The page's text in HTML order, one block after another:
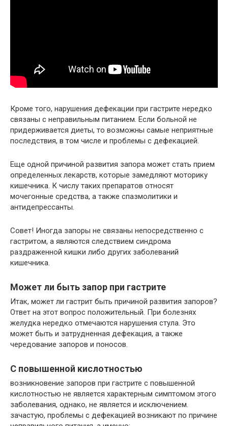
Кроме того, нарушения дефекации при гастрите нередко
связаны с неправильным питанием. Если больной не
придерживается диеты, то возможны самые неприятные
последствия, в том числе и проблемы с дефекацией.
Еще одной причиной развития запора может стать прием
определенных лекарств, которые замедляют моторику
кишечника. К числу таких препаратов относят
мочегонные средства, а также спазмолитики и
антидепрессанты.
Совет! Иногда запоры не связаны непосредственно с
гастритом, а являются следствием синдрома
раздраженной кишки либо других заболеваний
кишечника.
Может ли быть запор при гастрите
Итак, может ли гастрит быть причиной развития запоров?
Ответ на этот вопрос положительный. При болезнях
желудка нередко отмечаются нарушения стула. Это
может быть и затрудненная дефекация, а также
чередование запоров и поносов.
С повышенной кислотностью
возникновение запоров при гастрите с повышенной
кислотностью не является характерным симптомом этого
заболевания, однако, не является и исключением.
зачастую, проблемы с дефекацией возникают по причине